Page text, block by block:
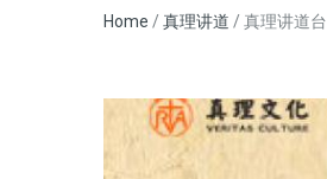
Breadcrumb
Home 真理讲道 真理讲道台